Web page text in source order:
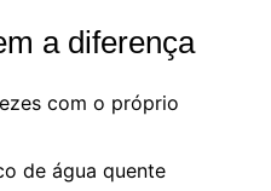
a diferença
com o próprio
de água quente